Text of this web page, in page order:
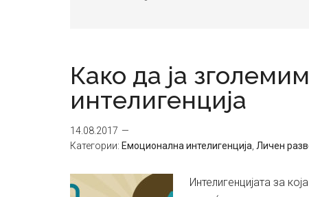
Како да ја
интелигенција
14.08.2017
Категории: Емоционална интелигенција Личен
Интелигенцијата за